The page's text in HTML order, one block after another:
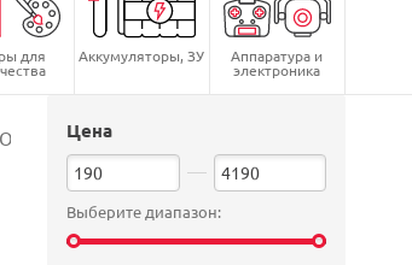
для Аккумуляторы, ЗУ Аппаратура и
электроника
Цена
Выберите диапазон:
UPG-BLUE